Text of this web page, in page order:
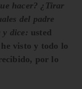
hacer? ¿Tirar
del padre
y dice: usted
visto y todo lo
por lo